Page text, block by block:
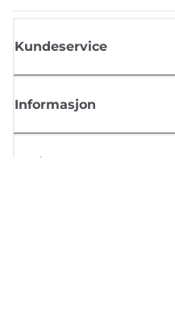
Kundeservice
Informasjon
Butikk